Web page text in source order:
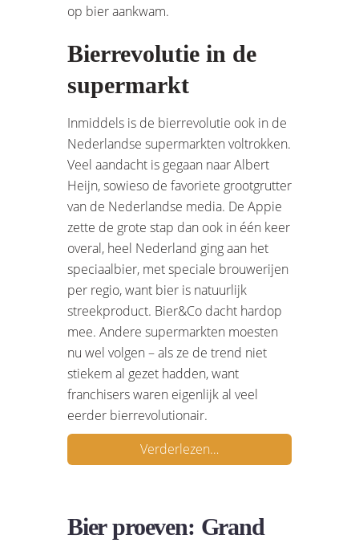
op bier aankwam.
Bierrevolutie in de
supermarkt
Inmiddels is de bierrevolutie ook in de
Nederlandse supermarkten voltrokken.
Veel aandacht is gegaan naar Albert
Heijn, sowieso de favoriete grootgrutter
van de Nederlandse media. De Appie
zette de grote stap dan ook in één keer
overal, heel Nederland ging aan het
speciaalbier, met speciale brouwerijen
per regio, want bier is natuurlijk
streekproduct. Bier&Co dacht hardop
mee. Andere supermarkten moesten
nu wel volgen – als ze de trend niet
stiekem al gezet hadden, want
franchisers waren eigenlijk al veel
eerder bierrevolutionair.
Verderlezen…
Bier proeven: Grand